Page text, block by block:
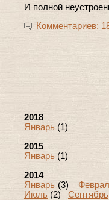
И полной
Комментариев:
2018
Январь (1)
2015
Январь (1)
2014
Январь (3)
Июль (2) Сентябрь